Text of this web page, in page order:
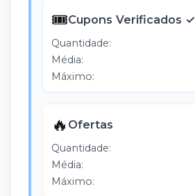
🎟️Cupons Verificados ✓
Quantidade:
Média:
Máximo:
🔥 Ofertas
Quantidade:
Média:
Máximo: